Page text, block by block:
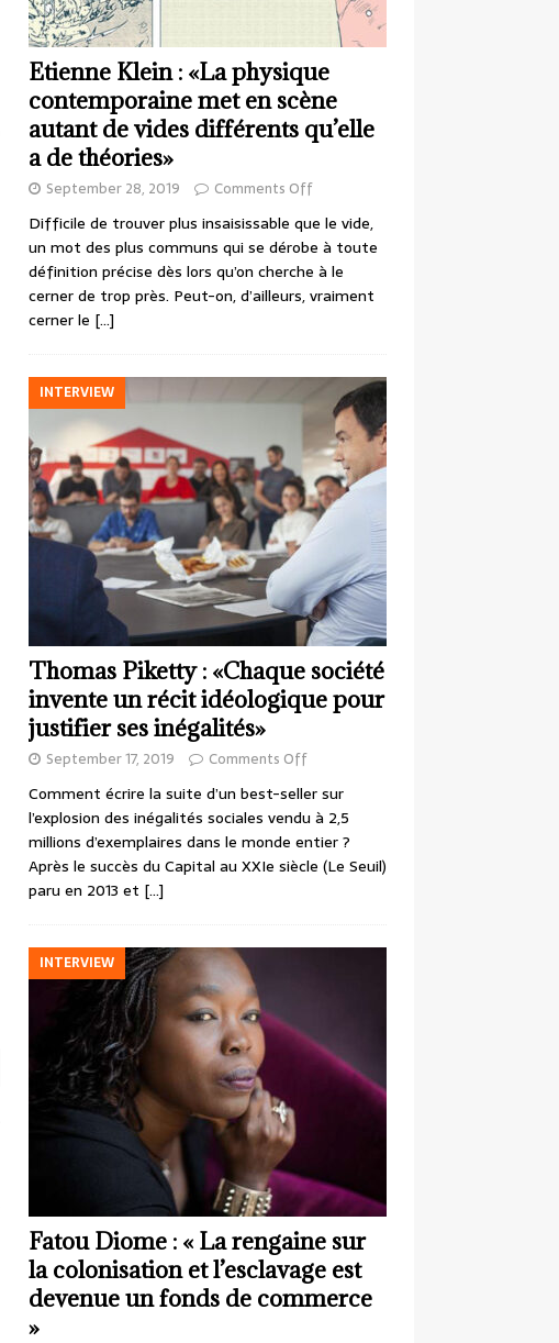
Etienne Klein : «La physique
contemporaine met en scène
autant de vides différents qu’elle
a de théories»
September 28, 2019 Comments Off
Difficile de trouver plus insaisissable que le vide,
un mot des plus communs qui se dérobe à toute
définition précise dès lors qu’on cherche à le
cerner de trop près. Peut-on, d’ailleurs, vraiment
cerner le […]
INTERVIEW
Thomas Piketty : «Chaque société
invente un récit idéologique pour
justifier ses inégalités»
September 17, 2019 Comments Off
Comment écrire la suite d’un best-seller sur
l’explosion des inégalités sociales vendu à 2,5
millions d’exemplaires dans le monde entier ?
Après le succès du Capital au XXIe siècle (Le Seuil)
paru en 2013 et […]
INTERVIEW
Fatou Diome : « La rengaine sur
la colonisation et l’esclavage est
devenue un fonds de commerce
»